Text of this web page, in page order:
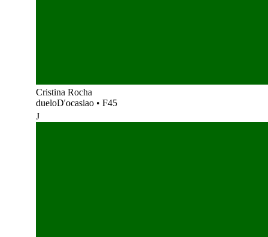
Cristina Rocha
dueloD'ocasiao • F45
J